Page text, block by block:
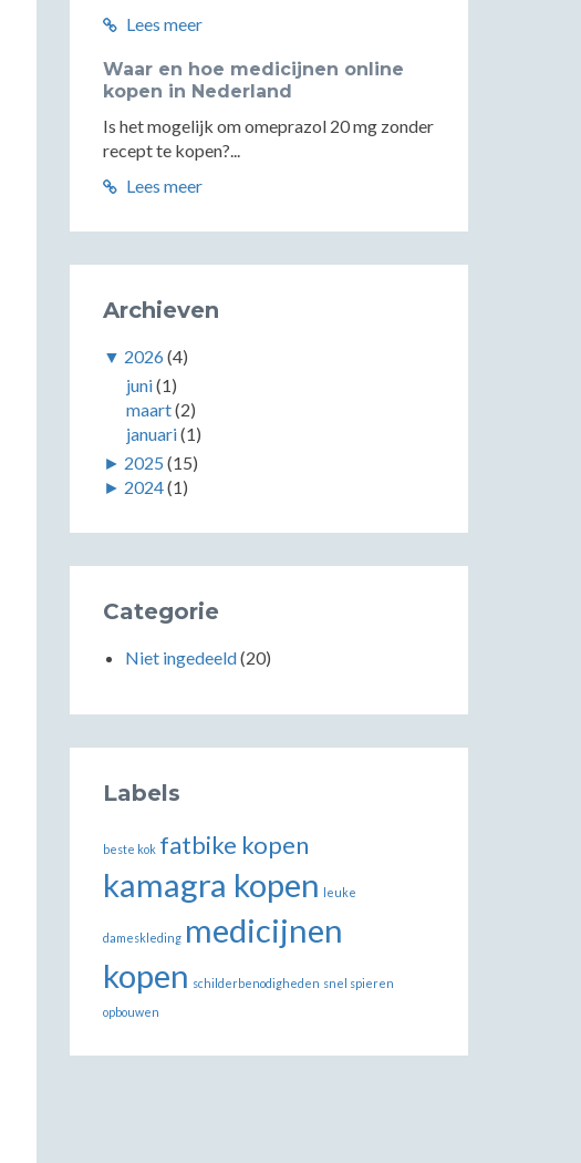
Lees meer
Waar en hoe medicijnen online
kopen in Nederland
Is het mogelijk om omeprazol 20 mg zonder
recept te kopen?...
Lees meer
Archieven
▼ 2026(4)
juni(1)
maart(2)
januari(1)
► 2025 (15)
► 2024(1)
Categorie
Niet ingedeeld(20)
Labels
beste kok fatbike kopen
kamagra kopen leuke
dameskleding medicijnen
kopen schilderbenodigheden snel spieren
opbouwen